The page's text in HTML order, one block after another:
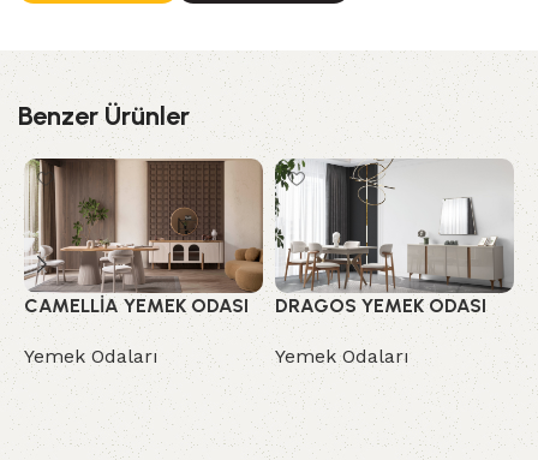
Benzer Ürünler
CAMELLİA YEMEK ODASI
Yemek Odaları
DRAGOS YEMEK ODASI
Yemek Odaları